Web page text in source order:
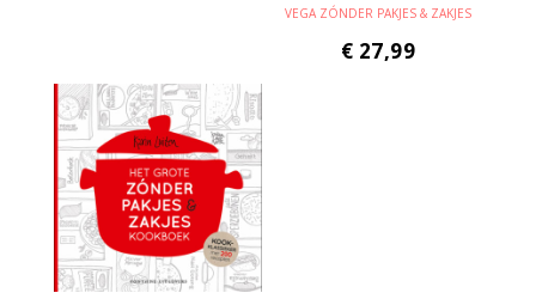
VEGA ZÓNDER PAKJES & ZAKJES
€ 27,99